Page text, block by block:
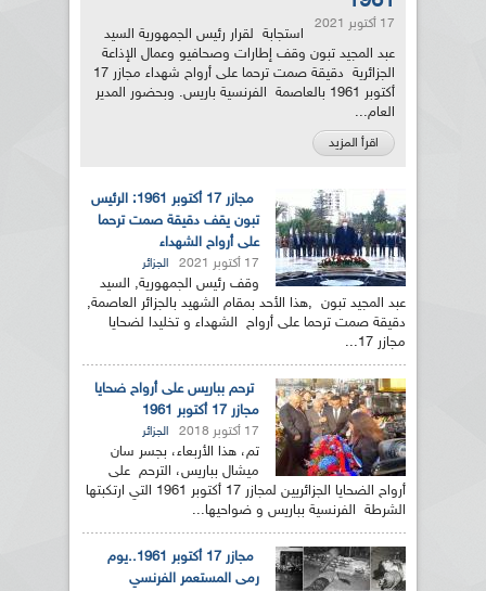
17 أكتوبر 2021
استجابة لقرار رئيس الجمهورية السيد
عبد المجيد تبون وقف إطارات وصحافيو وعمال الإذاعة
الجزائرية دقيقة صمت ترحما على أرواح شهداء مجازر 17
أكتوبر 1961 بالعاصمة الفرنسية باريس. وبحضور المدير
العام...
اقرأ المزيد
مجازر 17 أكتوبر 1961: الرئيس
تبون يقف دقيقة صمت ترحما
على أرواح الشهداء
17 أكتوبر 2021 الجزائر
وقف رئيس الجمهورية, السيد
عبد المجيد تبون ,هذا الأحد بمقام الشهيد بالجزائر العاصمة,
دقيقة صمت ترحما على أرواح الشهداء و تخليدا لضحايا
مجازر 17...
ترحم بباريس على أرواح ضحايا
مجازر 17 أكتوبر 1961
17 أكتوبر 2018 الجزائر
تم، هذا الأربعاء، بجسر سان
ميشال بباريس، الترحم على
أرواح الضحايا الجزائريين لمجازر 17 أكتوبر 1961 التي ارتكبتها
الشرطة الفرنسية بباريس و ضواحيها...
مجازر 17 أكتوبر 1961..يوم
رمى المستعمر الفرنسي